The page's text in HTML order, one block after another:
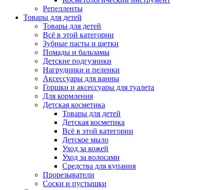
Репелленты
Товары для детей
Товары для детей
Всё в этой категории
Зубные пасты и щетки
Помады и бальзамы
Детские подгузники
Нагрудники и пеленки
Аксессуары для ванны
Горшки и аксессуары для туалета
Для кормления
Детская косметика
Товары для детей
Детская косметика
Всё в этой категории
Детское мыло
Уход за кожей
Уход за волосами
Средства для купания
Прорезыватели
Соски и пустышки